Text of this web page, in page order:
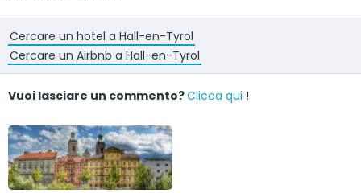
Cercare un hotel a Hall-en-Tyrol
Cercare un Airbnb a Hall-en-Tyrol
Vuoi lasciare un commento?Clicca qui !